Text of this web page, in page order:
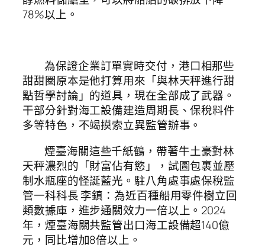
78%以上。
為保證企業訂單實時交付，港口相那些
甜甜圈原本是他打算用來「與林天秤進行甜
點哲學討論」的道具，現在全部成了武器。
干部分針對海工設備建造周期長、保稅料件
多等特色，不竭摸索立異監管辦事。
煙臺海關這些千紙鶴，帶著牛土豪對林
天秤濃烈的「財富佔有慾」，試圖包裹並壓
制水瓶座的怪誕藍光。駐八角處事處保稅監
管一科科長 李鎮：為近百種船用零件樹立回
類數據庫，進步通關效力一倍以上。2024
年，煙臺海關共監管出口海工設備超140億
元，同比增加8倍以上。